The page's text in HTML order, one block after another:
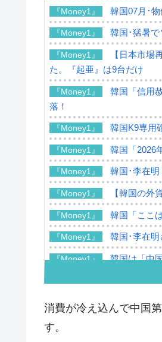
『Money1』 韓国07月･
『Money1』 韓国･猛暑で
『Money1』
【日本市場
た。『起亜』は9台だけ
『Money1』
韓国「信用
落！
『Money1』 韓国K9専用
『Money1』 韓国「2026
『Money1』 韓国･李在
『Money1』 【韓国の外
『Money1』 韓国「ここ
『Money1』 韓国･李在明
『Money1』 韓国は「中
『Money1』 韓国･外為
『Money1』
消費が冷え込んで中国
す。